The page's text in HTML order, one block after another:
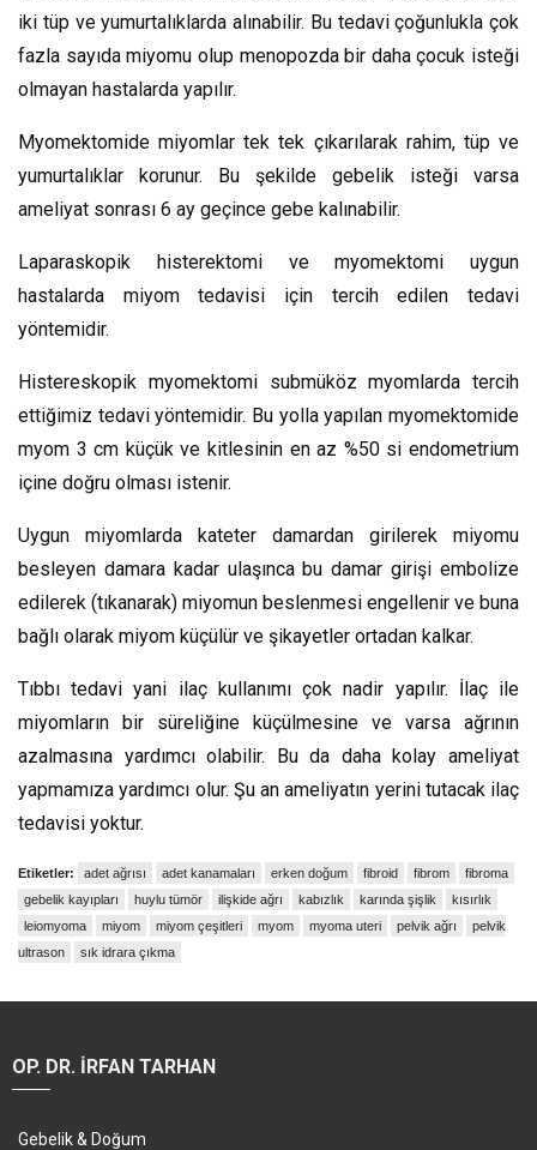
iki tüp ve yumurtalıklarda alınabilir. Bu tedavi çoğunlukla çok
fazla sayıda miyomu olup menopozda bir daha çocuk isteği
olmayan hastalarda yapılır.
Myomektomide miyomlar tek tek çıkarılarak rahim, tüp ve
yumurtalıklar korunur. Bu şekilde gebelik isteği varsa
ameliyat sonrası 6 ay geçince gebe kalınabilir.
Laparaskopik histerektomi ve myomektomi uygun
hastalarda miyom tedavisi için tercih edilen tedavi
yöntemidir.
Histereskopik myomektomi submüköz myomlarda tercih
ettiğimiz tedavi yöntemidir. Bu yolla yapılan myomektomide
myom 3 cm küçük ve kitlesinin en az %50 si endometrium
içine doğru olması istenir.
Uygun miyomlarda kateter damardan girilerek miyomu
besleyen damara kadar ulaşınca bu damar girişi embolize
edilerek (tıkanarak) miyomun beslenmesi engellenir ve buna
bağlı olarak miyom küçülür ve şikayetler ortadan kalkar.
Tıbbı tedavi yani ilaç kullanımı çok nadir yapılır. İlaç ile
miyomların bir süreliğine küçülmesine ve varsa ağrının
azalmasına yardımcı olabilir. Bu da daha kolay ameliyat
yapmamıza yardımcı olur. Şu an ameliyatın yerini tutacak ilaç
tedavisi yoktur.
Etiketler: adet ağrısı adet kanamaları erken doğum fibroid fibrom
fibroma
gebelik kayıpları
huylu tümör ilişkide ağrı kabızlık karında şişlik
kısırlık
leiomyoma
miyom miyom çeşitleri myom myoma uteri pelvik ağrı
pelvik
ultrason
sık idrara çıkma
OP. DR. İRFAN TARHAN
Gebelik & Doğum